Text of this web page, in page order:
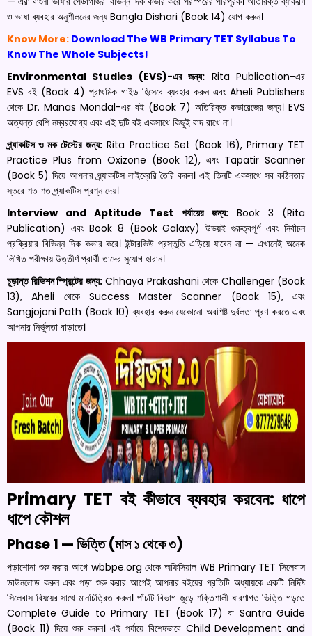
ও ভাষা ব্যবহার অনুশীলনের জন্য Bangla Dishari (Book 14) যোগ করুন।
Know More: Download The WB Primary TET Syllabus To
Know The Whole Subjects!
Environmental Studies (EVS)-এর জন্য: Rita Publication-এর
EVS বই (Book 4) প্রাথমিক গাইড হিসেবে ব্যবহার করুন এবং Aheli Publishers
থেকে Dr. Manas Mondal-এর বই (Book 7) অতিরিক্ত কভারেজের জন্য। EVS
অত্যন্ত বেশি নম্বরযোগ্য এবং এই দুটি বই একসাথে কিছুই বাদ রাখে না।
প্র্যাকটিস ও মক টেস্টের জন্য: Rita Practice Set (Book 16), Primary TET
Practice Plus from Oxizone (Book 12), এবং Tapatir Scanner
(Book 5) দিয়ে আপনার প্র্যাকটিস লাইব্রেরি তৈরি করুন। এই তিনটি একসাথে সব কঠিনতার
স্তরে শত শত প্র্যাকটিস প্রশ্ন দেয়।
Interview and Aptitude Test পর্যায়ের জন্য:Book 3 (Rita
Publication) এবং Book 8 (Book Galaxy) উভয়ই গুরুত্বপূর্ণ এবং নির্বাচন
প্রক্রিয়ার বিভিন্ন দিক কভার করে। ইন্টারভিউ প্রস্তুতি এড়িয়ে যাবেন না — এখানেই অনেক
লিখিত পরীক্ষায় উত্তীর্ণ প্রার্থী তাদের সুযোগ হারান।
চূড়ান্ত রিভিশন স্প্রিন্টের জন্য:Chhaya Prakashani থেকে Challenger (Book
13), Aheli থেকে Success Master Scanner (Book 15), এবং
Sangjojoni Path (Book 10) ব্যবহার করুন যেকোনো অবশিষ্ট দুর্বলতা পূরণ করতে এবং
আপনার নির্ভুলতা বাড়াতে।
Primary TET বই কীভাবে ব্যবহার করবেন: ধাপে
ধাপে কৌশল
Phase 1 — ভিত্তি (মাস ১ থেকে ৩)
পড়াশোনা শুরু করার আগে wbbpe.org থেকে অফিসিয়াল WB Primary TET সিলেবাস
ডাউনলোড করুন এবং পড়া শুরু করার আগেই আপনার বইয়ের প্রতিটি অধ্যায়কে একটি নির্দিষ্ট
সিলেবাস বিষয়ের সাথে মানচিত্রিত করুন। পাঁচটি বিভাগ জুড়ে শক্তিশালী ধারণাগত ভিত্তি গড়তে
Complete Guide to Primary TET (Book 17) বা Santra Guide
(Book 11) দিয়ে শুরু করুন। এই পর্যায়ে বিশেষভাবে Child Development and